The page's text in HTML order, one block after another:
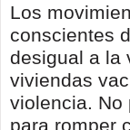
Los
conscientes
desigual a la
viviendas
violencia. No
para romper